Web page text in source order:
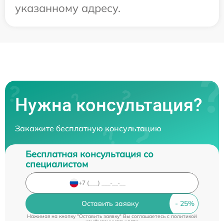
указанному адресу.
Нужна консультация?
Закажите бесплатную консультацию
Бесплатная консультация со
специалистом
Оставить заявку
Нажимая на кнопку "Оставить заявку" Вы соглашаетесь cполитикой